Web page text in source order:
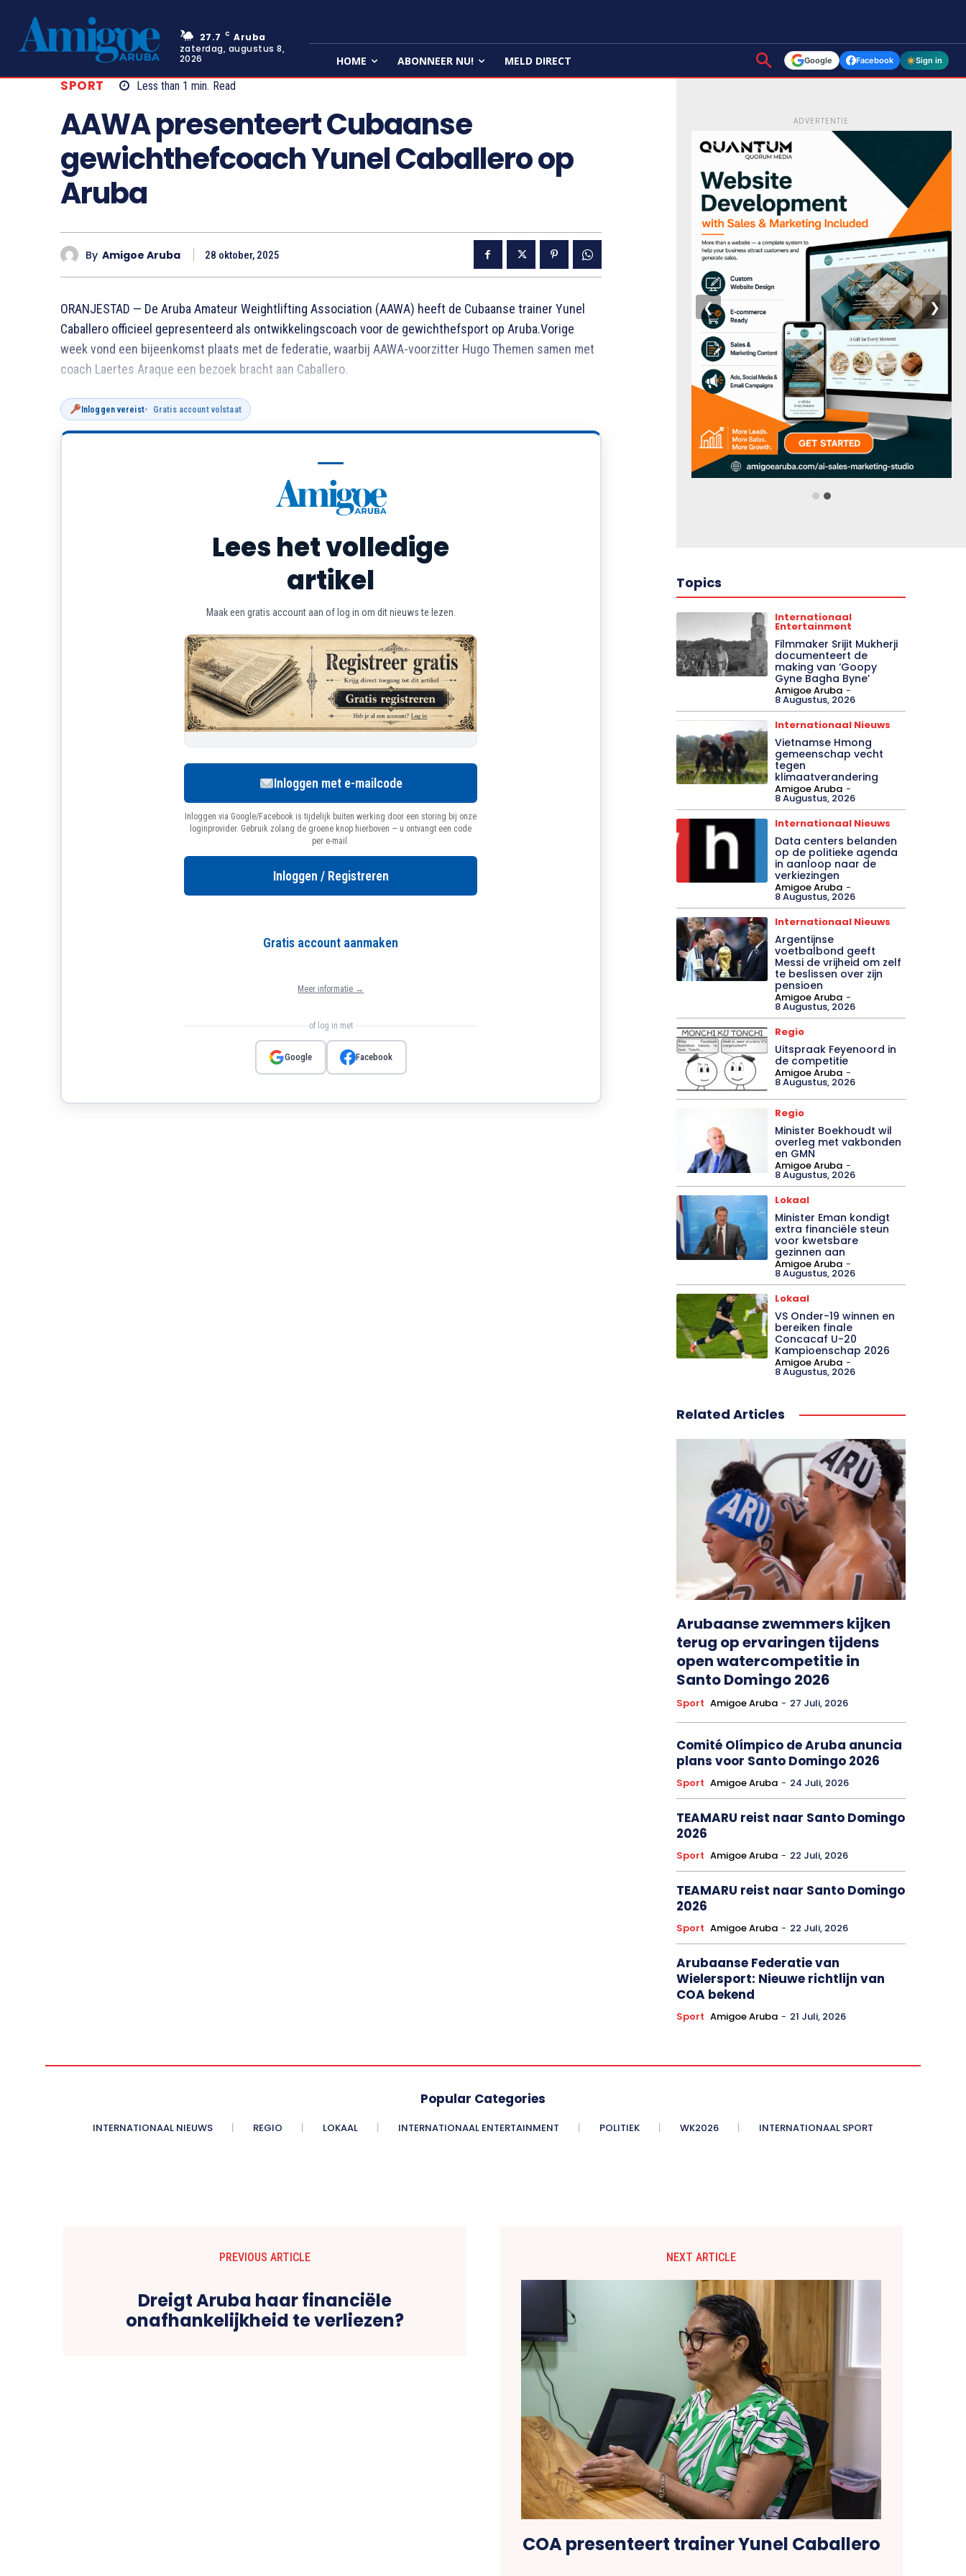
27.7 C Aruba
zaterdag, augustus 8,
2026
HOME ABONNEER NU! MELD DIRECT Google Facebook Sign in
SPORT Less than 1 min. Read
AAWA presenteert Cubaanse
gewichthefcoach Yunel Caballero op
Aruba
By Amigoe Aruba 28 oktober, 2025
ORANJESTAD — De Aruba Amateur Weightlifting Association (AAWA) heeft de Cubaanse trainer Yunel
Caballero officieel gepresenteerd als ontwikkelingscoach voor de gewichthefsport op Aruba.Vorige
week vond een bijeenkomst plaats met de federatie, waarbij AAWA-voorzitter Hugo Themen samen met
coach Laertes Araque een bezoek bracht aan Caballero.
Inloggen vereist Gratis account volstaat
Lees het volledige
artikel
Maak een gratis account aan of log in om dit nieuws te lezen.
Inloggen met e-mailcode
Inloggen via Google/Facebook is tijdelijk buiten werking door een storing bij onze
loginprovider. Gebruik zolang de groene knop hierboven — u ontvangt een code
per e-mail.
Inloggen / Registreren
Gratis account aanmaken
Meer informatie →
of log in met
Google Facebook
ADVERTENTIE
❮ ❯
Internationaal
Entertainment
Filmmaker Srijit Mukherji
documenteert de
making van ‘Goopy
Gyne Bagha Byne’
8 Augustus, 2026
Internationaal Nieuws
Vietnamse Hmong
gemeenschap vecht
tegen
klimaatverandering
8 Augustus, 2026
Internationaal Nieuws
Data centers belanden
op de politieke agenda
in aanloop naar de
verkiezingen
8 Augustus, 2026
Internationaal Nieuws
Argentijnse
voetbalbond geeft
Messi de vrijheid om zelf
te beslissen over zijn
pensioen
Amigoe Aruba
8 Augustus, 2026
Regio
de competitie
Amigoe Aruba
8 Augustus, 2026
Regio
Minister Boekhoudt wil
overleg met vakbonden
en GMN
8 Augustus, 2026
Lokaal
Minister Eman kondigt
extra financiële steun
voor kwetsbare
gezinnen aan
8 Augustus, 2026
Lokaal
VS Onder-19 winnen en
bereiken finale
8 Augustus, 2026
Related Articles
Arubaanse zwemmers kijken
terug op ervaringen tijdens
open watercompetitie in
Santo Domingo 2026
Sport Amigoe Aruba - 27 Juli, 2026
Comité Olímpico de Aruba anuncia
plans voor Santo Domingo 2026
Sport Amigoe Aruba - 24 Juli, 2026
TEAMARU reist naar Santo Domingo
2026
Sport Amigoe Aruba - 22 Juli, 2026
TEAMARU reist naar Santo Domingo
2026
Sport Amigoe Aruba - 22 Juli, 2026
Wielersport: Nieuwe richtlijn van
PREVIOUS ARTICLE NEXT ARTICLE